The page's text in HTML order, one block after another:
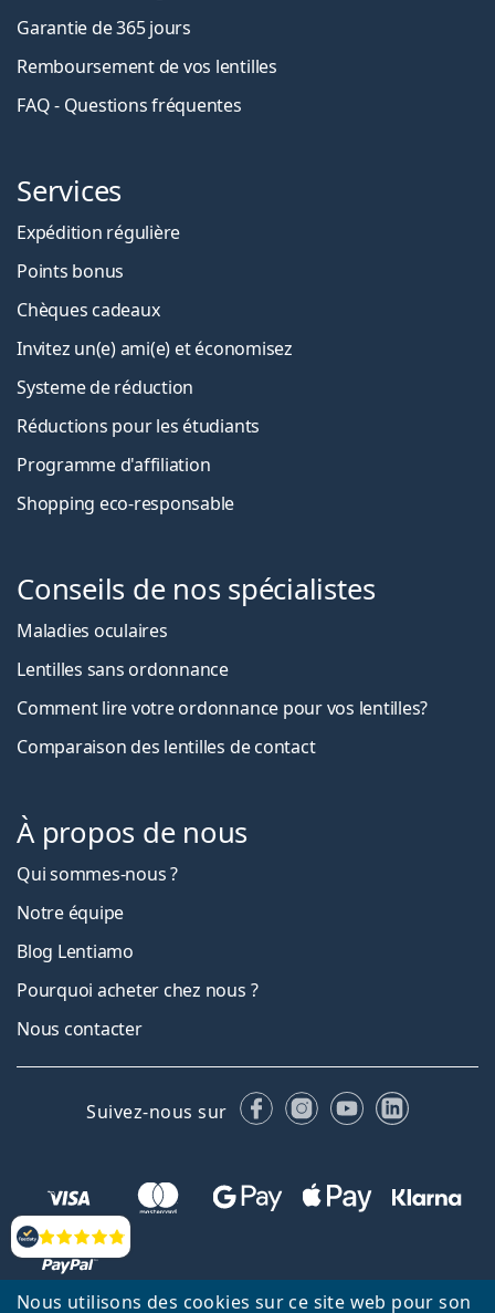
Nous utilisons des cookies sur ce site web pour son
Évaluation
Garantie de 365 jours
Remboursement de vos lentilles
FAQ - Questions fréquentes
Services
Expédition régulière
Points bonus
Chèques cadeaux
Invitez un(e) ami(e) et économisez
Systeme de réduction
Réductions pour les étudiants
Programme d'affiliation
Shopping eco-responsable
Conseils de nos spécialistes
Maladies oculaires
Lentilles sans ordonnance
Comment lire votre ordonnance pour vos lentilles?
Comparaison des lentilles de contact
À propos de nous
Qui sommes-nous ?
Notre équipe
Blog Lentiamo
Pourquoi acheter chez nous ?
Nous contacter
Suivez-nous sur FacebookInstagram
YouTubeLinkedIn